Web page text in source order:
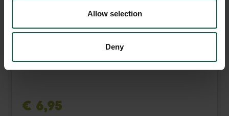
Allow selection
Deny
Kipvleugels
€ 6,95 ‌